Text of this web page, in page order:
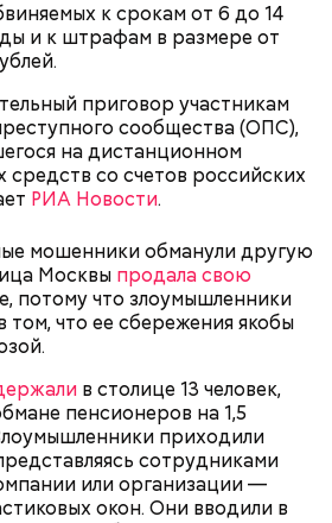
к срокам от 6 до 14
и к штрафам в размере от
приговор участникам
сообщества (ОПС),
на дистанционном
со счетов российских
РИА Новости.
мошенники обманули другую
Москвы продала свою
потому что злоумышленники
что ее сбережения якобы
в столице 13 человек,
пенсионеров на 1,5
приходили
сотрудниками
или организации —
окон. Они вводили в
деньги и возвращали
пользоваться деньгами и не
у налоговой, Гасанов либо
еще несколькими счетами,
стал друг детства
3 февраля того же года,
ехали вместе в машине,
вернулись обратно,
ухудшилось самочувствие
в больницу,
он скончался, — рассказывал
СК по Московской области